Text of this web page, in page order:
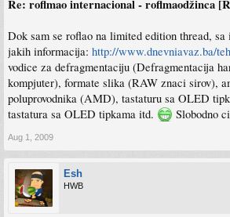
Re: roflmao internacional - roflmaodžinca
Dok sam se roflao na limited edition thread, sa
jakih informacija: http://www.dnevniavaz.ba/
vodice za defragmentaciju (Defragmentacija
kompjuter), formate slika (RAW znaci sirov),
poluprovodnika (AMD), tastaturu sa OLED
tastatura sa OLED tipkama itd.
Slobodno
Aug 1, 2009
Esh
HWB